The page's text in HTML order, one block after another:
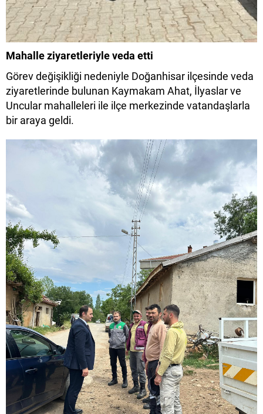
Mahalle ziyaretleriyle veda etti
Görev değişikliği nedeniyle Doğanhisar ilçesinde veda
ziyaretlerinde bulunan Kaymakam Ahat, İlyaslar ve
Uncular mahalleleri ile ilçe merkezinde vatandaşlarla
bir araya geldi.